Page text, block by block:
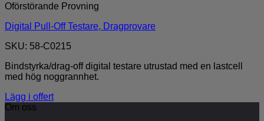
Oförstörande Provning
Digital Pull-Off Testare, Dragprovare
SKU: 58-C0215
Bindstyrka/drag-off digital testare utrustad med en lastcell
med hög noggrannhet.
Lägg i offert
Om oss